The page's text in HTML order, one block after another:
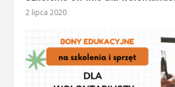
2 lipca 2020